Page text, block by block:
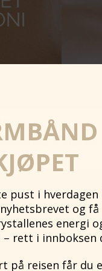
vi
harmoni.
Her
pust i hverdagen
og få
energi
rett i innboksen
på reisen får du